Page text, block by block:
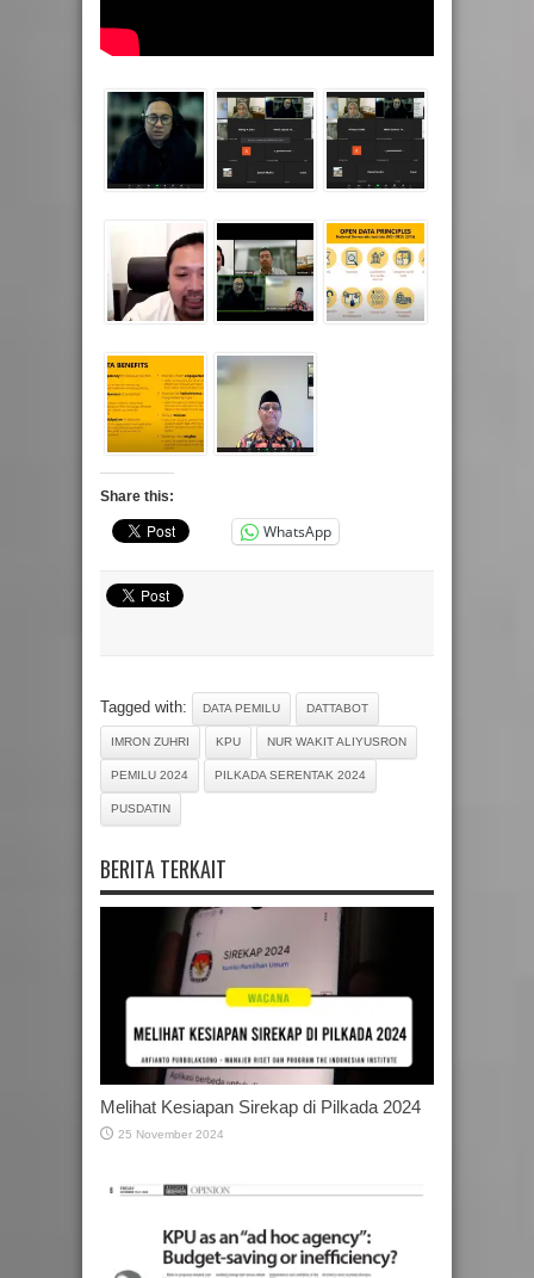
Share this:
WhatsApp
Tagged with: DATA PEMILU DATTABOT
IMRON ZUHRI KPU NUR WAKIT ALIYUSRON
PEMILU 2024 PILKADA SERENTAK 2024
PUSDATIN
BERITA TERKAIT
Melihat Kesiapan Sirekap di Pilkada 2024
25 November 2024